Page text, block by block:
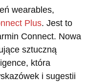
wearables,
Plus. Jest to
Connect. Nowa
sztuczną
która
i sugestii